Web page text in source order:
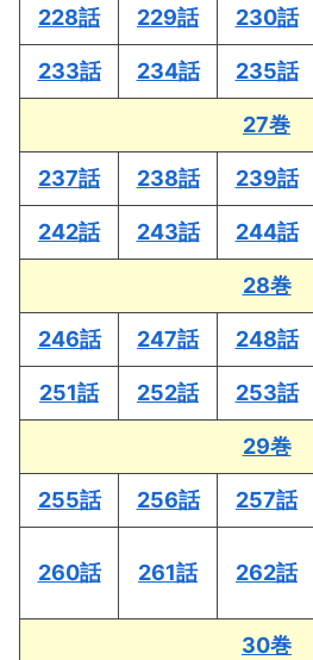
228話 229話 230話
233話 234話 235話
27巻
237話 238話 239話
242話 243話 244話
28巻
246話 247話 248話
251話 252話 253話
29巻
255話 256話 257話
260話 261話 262話
30巻